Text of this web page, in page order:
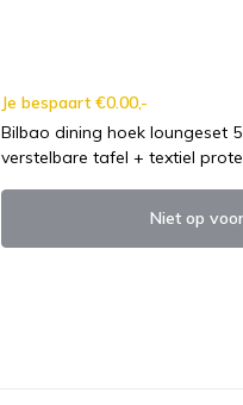
Je bespaart €0.00,-
Bilbao dining hoek loungeset
verstelbare tafel + textiel
Niet op